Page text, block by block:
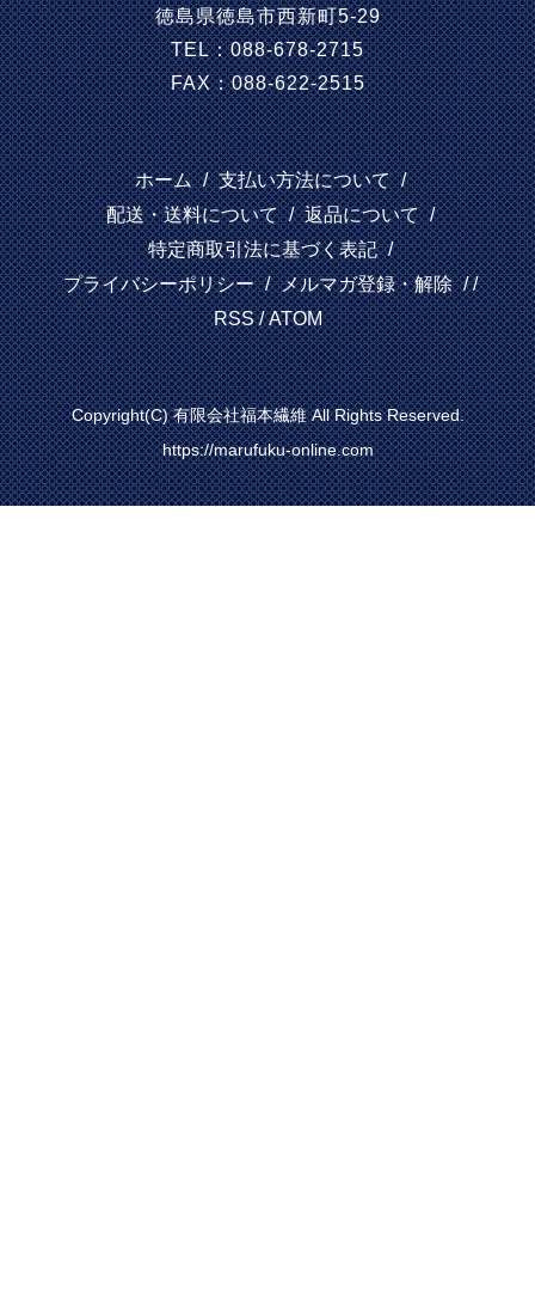
徳島県徳島市西新町5-29
TEL：088-678-2715
FAX：088-622-2515
ホーム / 支払い方法について /
配送・送料について / 返品について /
特定商取引法に基づく表記 /
プライバシーポリシー / メルマガ登録・解除 / /
RSS/ATOM
Copyright(C) 有限会社福本繊維 All Rights Reserved.
https://marufuku-online.com